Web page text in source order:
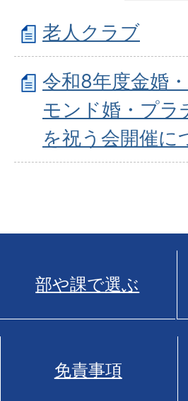
老人クラブ
令和8年度金婚
モンド婚・プラ
を祝う会開催に
部や課で選ぶ
免責事項